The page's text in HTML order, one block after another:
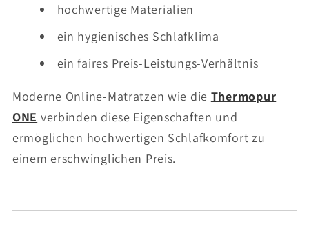
hochwertige Materialien
ein hygienisches Schlafklima
ein faires Preis-Leistungs-Verhältnis
Moderne Online-Matratzen wie die Thermopur
ONE verbinden diese Eigenschaften und
ermöglichen hochwertigen Schlafkomfort zu
einem erschwinglichen Preis.